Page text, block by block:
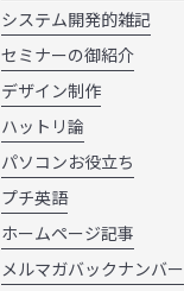
システム開発的雑記
セミナーの御紹介
デザイン制作
ハットリ論
パソコンお役立ち
プチ英語
ホームページ記事
メルマガバックナンバー